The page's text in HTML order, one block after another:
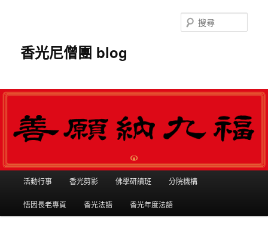
香光尼僧團 blog
尋
跳到主內容
跳到第二內容
活動行事 香光剪影 佛學研讀班 分院機構
悟因長老專頁 香光法語 香光年度法語